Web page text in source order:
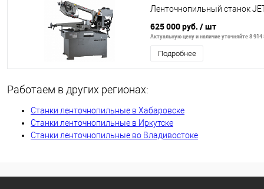
Ленточнопильный станок
625 000 руб. / шт
Актуальную цену и наличие уточняйте 8 914
Подробнее
Работаем в других регионах:
Станки ленточнопильные в Хабаровске
Станки ленточнопильные в Иркутске
Станки ленточнопильные во Владивостоке